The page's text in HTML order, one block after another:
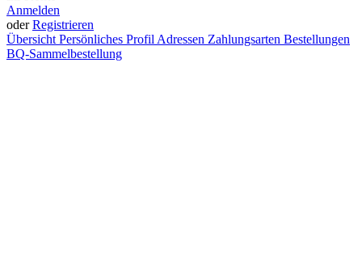
Anmelden
oderRegistrieren
Übersicht Persönliches Profil Adressen Zahlungsarten Bestellungen
BQ-Sammelbestellung